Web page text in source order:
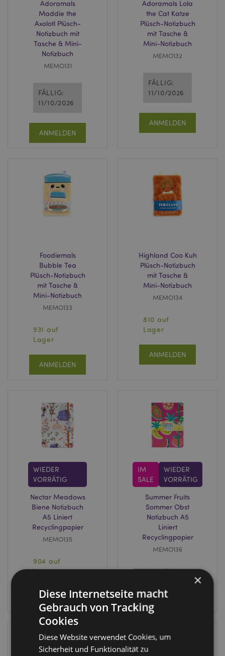
Adoramals
Maddie the
Axolotl Plüsch-
Notizbuch mit
Tasche & Mini-
Notizbuch
MEMO131
FÄLLIG:
11/10/2026
ANMELDEN
Adoramals Lola
the Cat Katze
Plüsch-Notizbuch
mit Tasche &
Mini-Notizbuch
MEMO132
FÄLLIG:
11/10/2026
ANMELDEN
Foodiemals
Bubble Tea
Plüsch-Notizbuch
mit Tasche &
Mini-Notizbuch
MEMO133
931 auf
Lager
ANMELDEN
Highland Coo Kuh
Plüsch-Notizbuch
mit Tasche &
Mini-Notizbuch
MEMO134
810 auf
Lager
ANMELDEN
WIEDER
VORRÄTIG
Nectar Meadows
Biene Notizbuch
A5 Liniert
Recyclingpapier
MEMO135
904 auf
Lager
ANMELDEN
IM
SALE
WIEDER
VORRÄTIG
Summer Fruits
Sommer Obst
Notizbuch A5
Liniert
Recyclingpapier
MEMO136
95 auf Lager
ANMELDEN
×
Diese Internetseite macht
Gebrauch von Tracking
Cookies
Diese Website verwendet Cookies, um
Sicherheit und Funktionalität zu